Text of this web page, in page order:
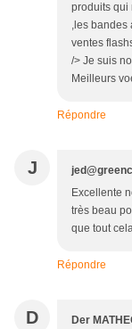
produits qui
,les bandes
ventes
/> Je suis
Meilleurs
Répondre
J
Excellente
très beau
que tout
Répondre
D Der